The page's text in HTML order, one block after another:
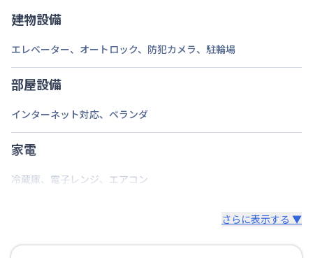
建物設備
エレベーター、 オートロック、 防犯カメラ、 駐輪場
部屋設備
インターネット対応、 ベランダ
家電
冷蔵庫、 電子レンジ、 エアコン
さらに表示する ▼